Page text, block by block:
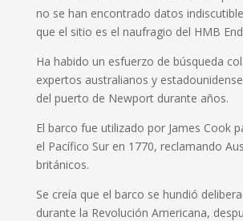
no se han encontrado datos
que el sitio es el naufragio del HMB
Ha habido un esfuerzo de búsqueda
expertos australianos y
del puerto de Newport durante años.
El barco fue utilizado por James Cook
el Pacífico Sur en 1770, reclamando
británicos.
Se creía que el barco se hundió
durante la Revolución Americana,